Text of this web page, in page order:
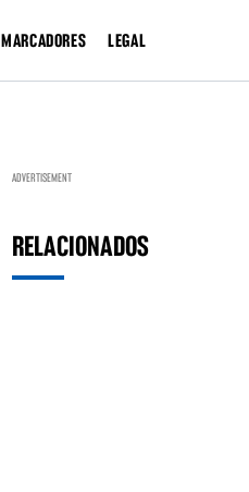
MARCADORES LEGAL
ADVERTISEMENT
RELACIONADOS